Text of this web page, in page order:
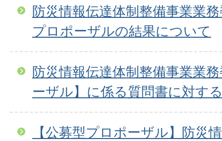
防災情報伝達体制整備事業業
プロポーザルの結果について
防災情報伝達体制整備事業業
ーザル】に係る質問書に対す
【公募型プロポーザル】防災